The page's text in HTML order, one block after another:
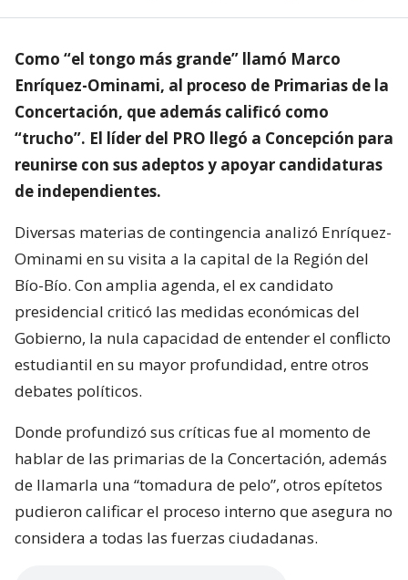
Como “el tongo más grande” llamó Marco
Enríquez-Ominami, al proceso de Primarias de la
Concertación, que además calificó como
“trucho”. El líder del PRO llegó a Concepción para
reunirse con sus adeptos y apoyar candidaturas
de independientes.
Diversas materias de contingencia analizó Enríquez-
Ominami en su visita a la capital de la Región del
Bío-Bío. Con amplia agenda, el ex candidato
presidencial criticó las medidas económicas del
Gobierno, la nula capacidad de entender el conflicto
estudiantil en su mayor profundidad, entre otros
debates políticos.
Donde profundizó sus críticas fue al momento de
hablar de las primarias de la Concertación, además
de llamarla una “tomadura de pelo”, otros epítetos
pudieron calificar el proceso interno que asegura no
considera a todas las fuerzas ciudadanas.